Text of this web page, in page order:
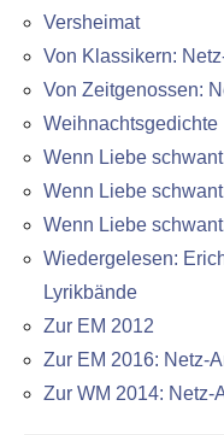
Versheimat
Von Klassikern:
Von Zeitgenossen:
Weihnachtsgedichte
Wenn Liebe
Wenn Liebe
Wenn Liebe
Wiedergelesen:
Lyrikbände
Zur EM 2012
Zur EM 2016: Netz-
Zur WM 2014: Netz-